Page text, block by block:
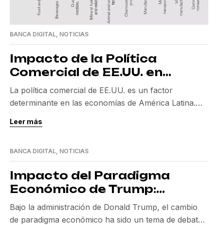
BANCA DIGITAL, NOTICIAS
Impacto de la Política
Comercial de EE.UU. en
América Latina
La política comercial de EE.UU. es un factor
determinante en las economías de América Latina.
entre EE.UU. y China, según el experto Joydeep
comerciales tiene repercusiones indudables en la
entender cómo estas políticas […]
Leer más
BANCA DIGITAL, NOTICIAS
Impacto del Paradigma
Económico de Trump:
¿Cuánto Tiempo Tomará Ver
Resultados?
Bajo la administración de Donald Trump, el cambio
de paradigma económico ha sido un tema de debate